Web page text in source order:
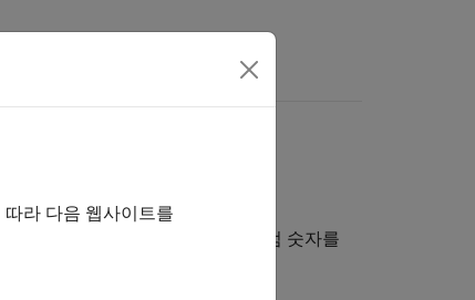
수점 숫자와 배정밀도 부동소수점 숫자를
라 다음 웹사이트를